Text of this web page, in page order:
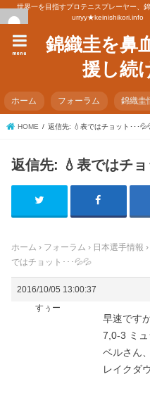
世界一を目指すプロテニスプレーヤー、
urryy★keinishikori.info
錦織圭を鼻
援し続
menu
ホーム フォーラム 錦織圭
HOME 返信先: 💧表ではチョット･･･
返信先: 💧表ではチョ
ホーム › フォーラム › 日本選手情報 ›
ではチョット･･･💦💦
2016/10/05 13:00:37
すぅー
早速です
7,0-3 ミュ
ベルさん
レイクダ